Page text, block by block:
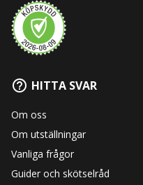
HITTA SVAR
Om oss
Om utställningar
Vanliga frågor
Guider och skötselråd